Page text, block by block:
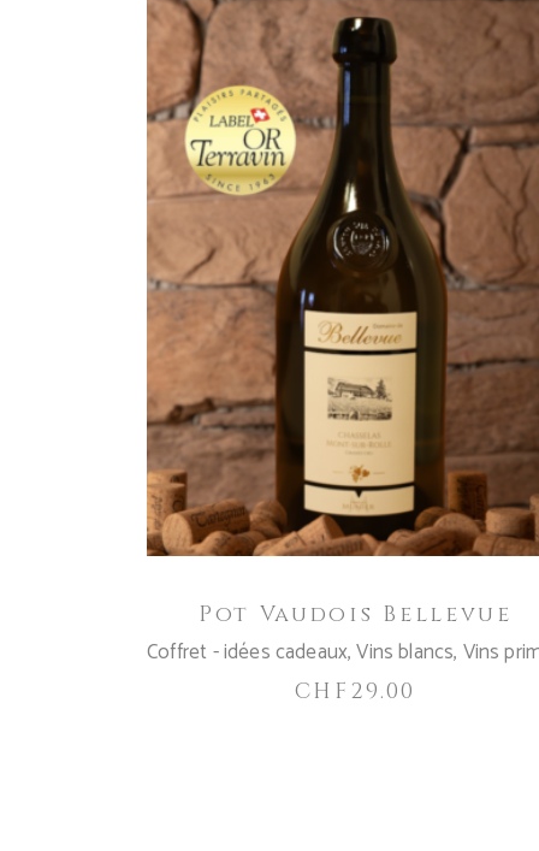
AJOUTER AU PANIER
Pot Vaudois Bellevue
Coffret - idées cadeaux,Vins blancs, Vins
CHF 29.00